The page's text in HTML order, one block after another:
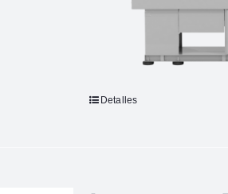
Detalles